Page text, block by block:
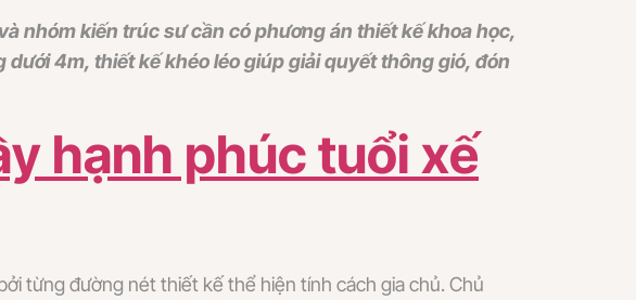
nhóm kiến trúc sư cần có phương án thiết kế khoa học,
4m, thiết kế khéo léo giúp giải quyết thông gió, đón
hạnh phúc tuổi xế
từng đường nét thiết kế thể hiện tính cách gia chủ. Chủ